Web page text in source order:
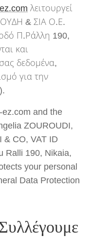
λειτουργεί
& ΣΙΑ Ο.Ε.
Π.Ράλλη 190,
και
δεδομένα,
για την
and the
ZOUROUDI,
& CO, VAT ID
Ralli 190, Nikaia,
your personal
Data Protection